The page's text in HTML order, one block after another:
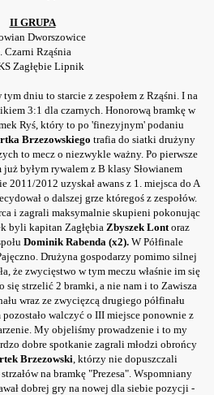
II GRUPA
Dworszowice
Czarni Rząśnia
Zagłębie Lipnik
dniu to starcie z zespołem z Rząśni. I na
3:1 dla czarnych. Honorową bramkę w
Ryś, który to po 'finezyjnym' podaniu
Brzezowskiego trafia do siatki drużyny
to mecz o niezwykle ważny. Po pierwsze
byłym rywalem z B klasy Słowianem
2011/2012 uzyskał awans z 1. miejsca do A
o dalszej grze któregoś z zespołów.
i zagrali maksymalnie skupieni pokonując
byli kapitan ZagłębiaZbyszek Lontoraz
Dominik Rabenda (x2). W Półfinale
Drużyna gospodarzy pomimo silnej
że zwycięstwo w tym meczu właśnie im się
się strzelić 2 bramki, a nie nam i to Zawisza
wraz ze zwycięzcą drugiego półfinału
walczyć o III miejsce ponownie z
My objeliśmy prowadzenie i to my
dobre spotkanie zagrali młodzi obrońcy
Brzezowski, którzy nie dopuszczali
na bramkę "Prezesa". Wspomniany
dobrej gry na nowej dla siebie pozycji -